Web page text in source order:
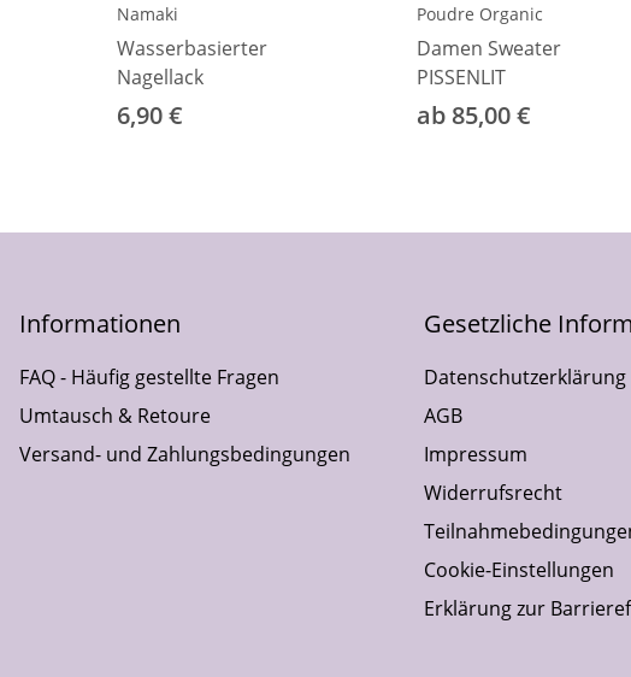
Namaki
Wasserbasierter
Nagellack
6,90 €
Poudre Organic
Damen Sweater
PISSENLIT
ab 85,00 €
Informationen
FAQ - Häufig gestellte Fragen
Umtausch & Retoure
Versand- und Zahlungsbedingungen
Gesetzliche
Datenschutzerklärung
AGB
Impressum
Widerrufsrecht
Cookie-Einstellungen
Erklärung zur